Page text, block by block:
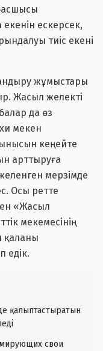
ескерсек,
тиіс екені
жұмыстары
Жасыл желекті
да өз
мекен
кеңейте
арттыруға
мерзімде
Осы ретте
«Жасыл
мекемесінің
қаланы
едік.
қалыптастыратын
свои